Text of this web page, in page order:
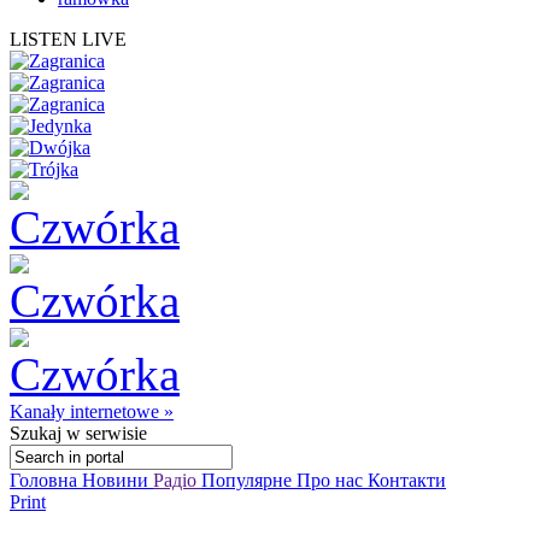
LISTEN LIVE
Kanały internetowe »
Szukaj w serwisie
Головна Новини Радіо Популярне Про нас Контакти
Print